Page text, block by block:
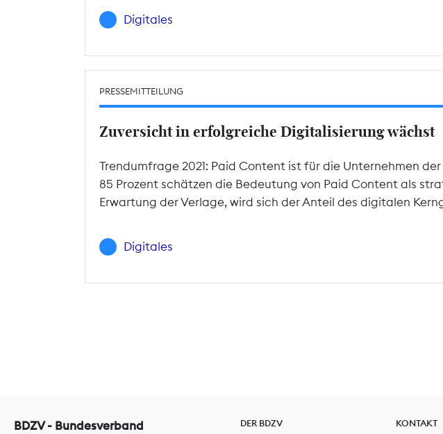
Digitales
PRESSEMITTEILUNG
Zuversicht in erfolgreiche Digitalisierung wächst
Trendumfrage 2021: Paid Content ist für die Unternehmen
85 Prozent schätzen die Bedeutung von Paid Content als
Erwartung der Verlage, wird sich der Anteil des digitalen
Digitales
BDZV - Bundesverband DER BDZV KONTAKT